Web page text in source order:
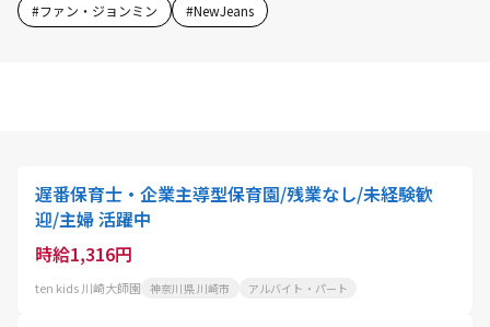
#ファン・ジョンミン #NewJeans
遅番保育士・企業主導型保育園/残業なし/未経験歓
迎/主婦 活躍中
時給1,316円
ten kids 川崎大師園 神奈川県 川崎市 アルバイト・パート